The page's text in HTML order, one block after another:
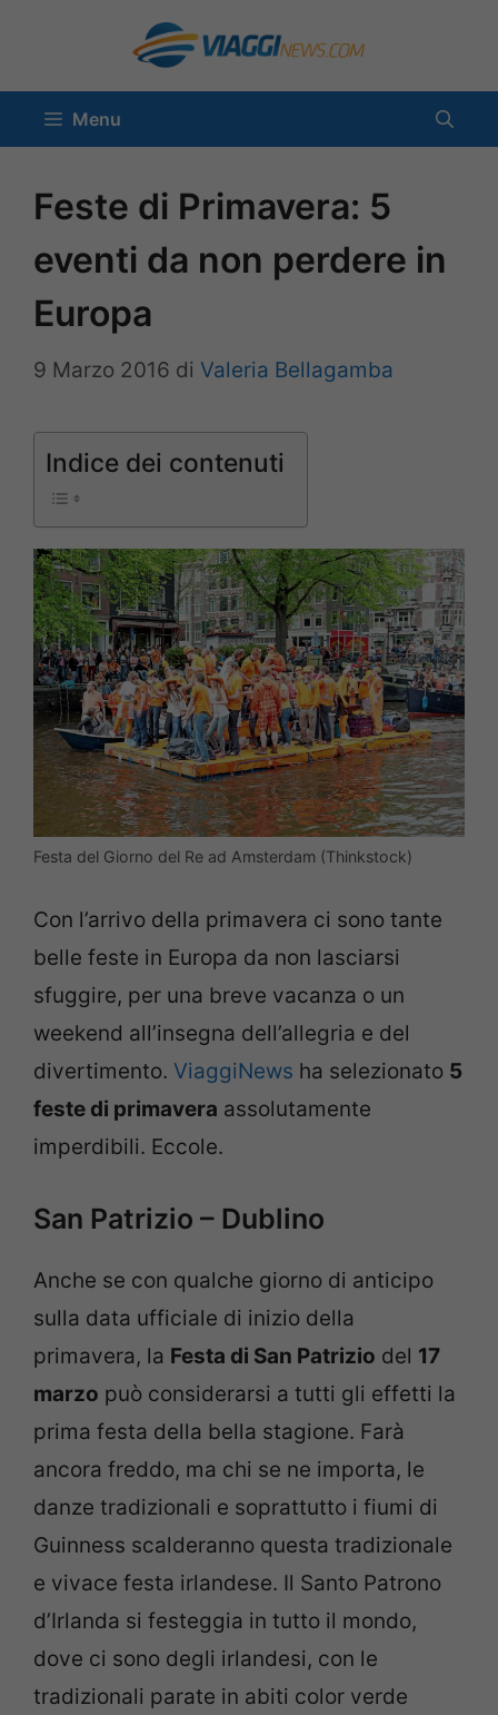
contenuto
Menu
Feste di Primavera: 5
eventi da non perdere in
Europa
9 Marzo 2016 di Valeria Bellagamba
Indice dei contenuti
Festa del Giorno del Re ad Amsterdam (Thinkstock)
Con l’arrivo della primavera ci sono tante
belle feste in Europa da non lasciarsi
sfuggire, per una breve vacanza o un
weekend all’insegna dell’allegria e del
divertimento. ViaggiNews ha selezionato 5
feste di primavera assolutamente
imperdibili. Eccole.
San Patrizio – Dublino
Anche se con qualche giorno di anticipo
sulla data ufficiale di inizio della
primavera, la Festa di San Patrizio del 17
marzo può considerarsi a tutti gli effetti la
prima festa della bella stagione. Farà
ancora freddo, ma chi se ne importa, le
danze tradizionali e soprattutto i fiumi di
Guinness scalderanno questa tradizionale
e vivace festa irlandese. Il Santo Patrono
d’Irlanda si festeggia in tutto il mondo,
dove ci sono degli irlandesi, con le
tradizionali parate in abiti color verde